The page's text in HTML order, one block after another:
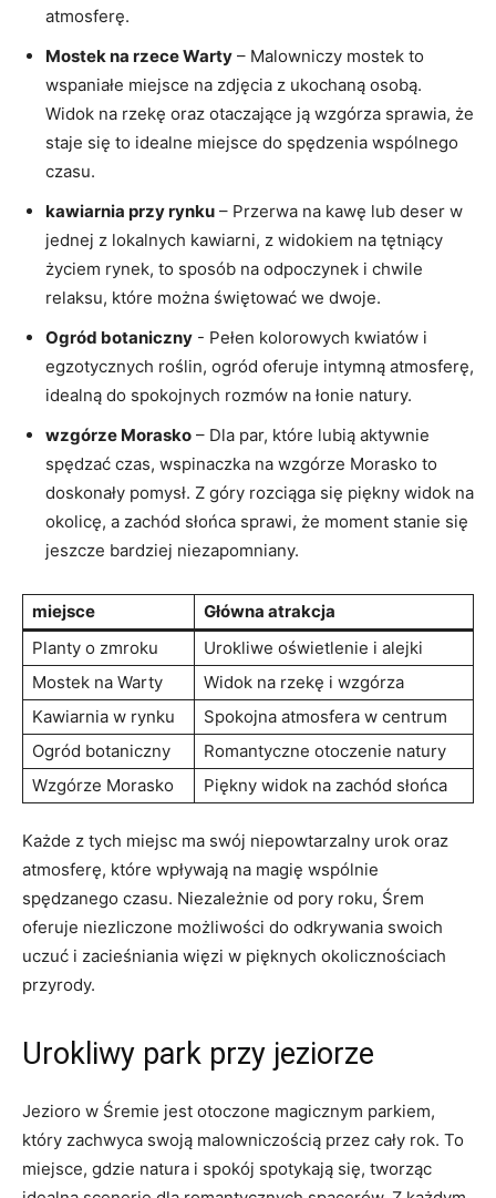
atmosferę.
Mostek na rzece Warty – Malowniczy mostek ‌to
wspaniałe miejsce na zdjęcia z ukochaną​ osobą.
Widok na ‌rzekę oraz otaczające ją​ wzgórza sprawia, że
staje się to idealne ⁢miejsce do ‌spędzenia wspólnego
czasu.
kawiarnia przy‍ rynku – Przerwa ⁢na kawę lub deser w
jednej ‌z lokalnych kawiarni, z widokiem na tętniący
życiem rynek, to sposób na odpoczynek i chwile
relaksu, które można świętować ‌we dwoje.
Ogród botaniczny -​ Pełen kolorowych kwiatów⁣ i
egzotycznych roślin, ogród oferuje intymną atmosferę,
‍idealną do spokojnych rozmów na łonie natury.
wzgórze Morasko – Dla par, które lubią aktywnie
spędzać czas,‌ wspinaczka na wzgórze Morasko to
doskonały pomysł. Z góry rozciąga ⁤się piękny widok na
okolicę,‌ a⁢ zachód słońca sprawi, że‌ moment stanie się
jeszcze bardziej niezapomniany.
miejsce
Główna atrakcja
Planty o zmroku
Urokliwe oświetlenie i alejki
Mostek na Warty
Widok ‌na rzekę i wzgórza
Kawiarnia w rynku
Spokojna atmosfera w centrum
Ogród botaniczny
Romantyczne otoczenie natury
Wzgórze Morasko
Piękny widok na ⁤zachód słońca
Każde ​z tych miejsc ma swój niepowtarzalny urok oraz
atmosferę, które⁣ wpływają na magię wspólnie
spędzanego czasu. Niezależnie od pory roku, Śrem
oferuje niezliczone możliwości do odkrywania swoich
uczuć i zacieśniania więzi w pięknych okolicznościach
przyrody.
Urokliwy⁣ park przy jeziorze
Jezioro w Śremie jest otoczone magicznym parkiem,‌
który zachwyca⁤ swoją malowniczością przez cały rok. To
miejsce,​ gdzie natura i spokój spotykają się, tworząc